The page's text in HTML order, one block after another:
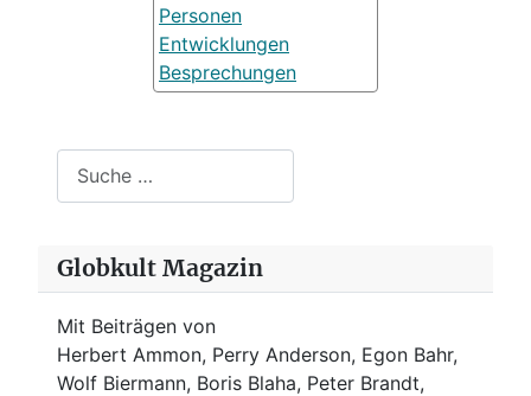
Personen
Entwicklungen
Besprechungen
Globkult Magazin
Mit Beiträgen von
Herbert Ammon, Perry Anderson, Egon Bahr,
Wolf Biermann, Boris Blaha, Peter Brandt,